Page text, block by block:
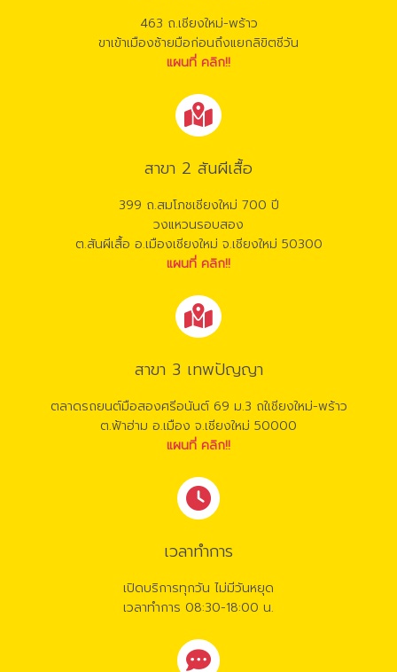
463 ถ.เชียงใหม่-พร้าว
ขาเข้าเมืองซ้ายมือก่อนถึงแยกลิขิตชีวัน
แผนที่ คลิก!!
สาขา 2 สันผีเสื้อ
399 ถ.สมโภชเชียงใหม่ 700 ปี
วงแหวนรอบสอง
ต.สันผีเสื้อ อ.เมืองเชียงใหม่ จ.เชียงใหม่ 50300
แผนที่ คลิก!!
สาขา 3 เทพปัญญา
ตลาดรถยนต์มือสองศรีอนันต์ 69 ม.3 ถใเชียงใหม่-พร้าว
ต.ฟ้าฮ่าม อ.เมือง จ.เชียงใหม่ 50000
แผนที่ คลิก!!
เวลาทำการ
เปิดบริการทุกวัน ไม่มีวันหยุด
เวลาทำการ 08:30-18:00 น.